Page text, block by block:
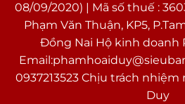
08/09/2020) | Mã số thuế :
Phạm Văn Thuận, KP5,
Đồng Nai Hộ kinh doanh
0937213523 Chịu trách
Duy